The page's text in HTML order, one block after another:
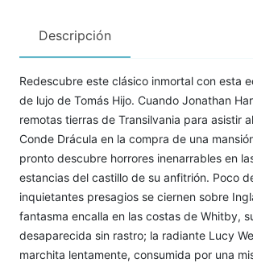
Descripción
Redescubre este clásico inmortal con esta
de lujo de Tomás Hijo. Cuando Jonathan
remotas tierras de Transilvania para asistir
Conde Drácula en la compra de una
pronto descubre horrores inenarrables en
estancias del castillo de su anfitrión. Poco
inquietantes presagios se ciernen sobre
fantasma encalla en las costas de Whitby,
desaparecida sin rastro; la radiante Lucy
marchita lentamente, consumida por una